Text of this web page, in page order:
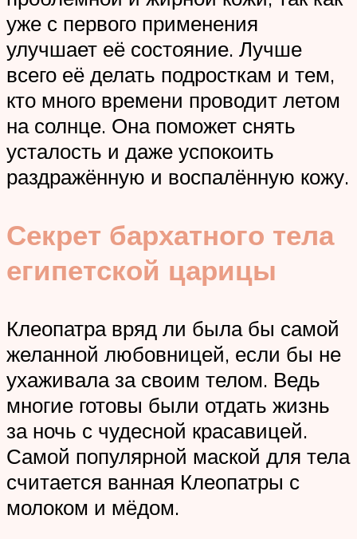
уже с первого применения
улучшает её состояние. Лучше
всего её делать подросткам и тем,
кто много времени проводит летом
на солнце. Она поможет снять
усталость и даже успокоить
раздражённую и воспалённую кожу.
Секрет бархатного тела
египетской царицы
Клеопатра вряд ли была бы самой
желанной любовницей, если бы не
ухаживала за своим телом. Ведь
многие готовы были отдать жизнь
за ночь с чудесной красавицей.
Самой популярной маской для тела
считается ванная Клеопатры с
молоком и мёдом.